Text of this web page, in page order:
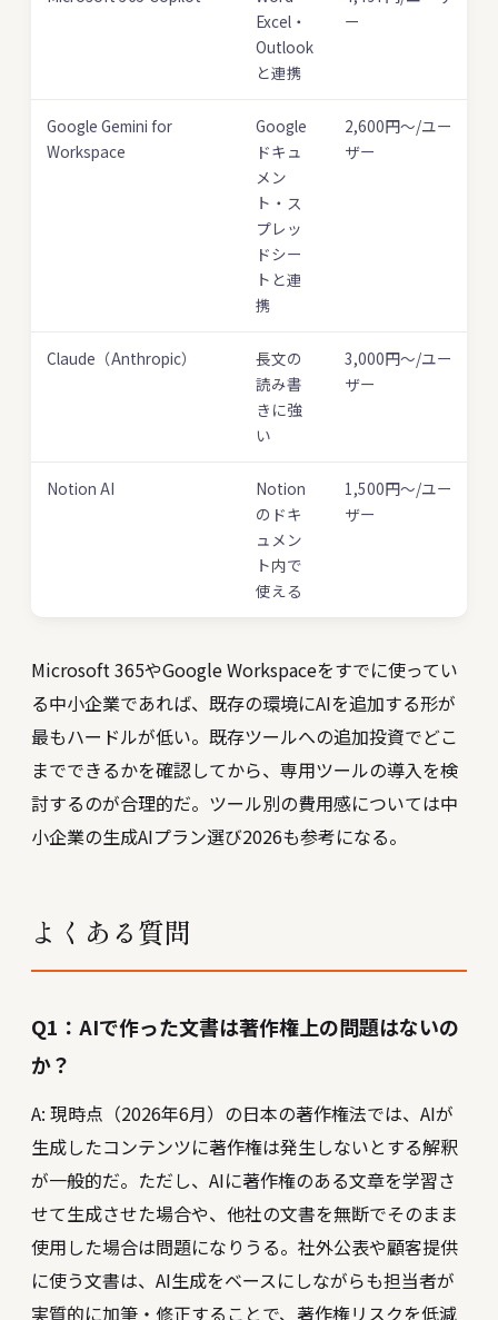
Excel・
Outlook
と連携
ー
Google Gemini for
Workspace
Google
ドキュ
メン
ト・ス
プレッ
ドシー
トと連
携
2,600円〜/ユー
ザー
Claude（Anthropic）
長文の
読み書
きに強
い
3,000円〜/ユー
ザー
Notion AI
Notion
のドキ
ュメン
ト内で
使える
1,500円〜/ユー
ザー
Microsoft 365やGoogle Workspaceをすでに使ってい
る中小企業であれば、既存の環境にAIを追加する形が
最もハードルが低い。既存ツールへの追加投資でどこ
までできるかを確認してから、専用ツールの導入を検
討するのが合理的だ。ツール別の費用感については中
小企業の生成AIプラン選び2026も参考になる。
よくある質問
Q1：AIで作った文書は著作権上の問題はないの
か？
A: 現時点（2026年6月）の日本の著作権法では、AIが
生成したコンテンツに著作権は発生しないとする解釈
が一般的だ。ただし、AIに著作権のある文章を学習さ
せて生成させた場合や、他社の文書を無断でそのまま
使用した場合は問題になりうる。社外公表や顧客提供
に使う文書は、AI生成をベースにしながらも担当者が
実質的に加筆・修正することで、著作権リスクを低減